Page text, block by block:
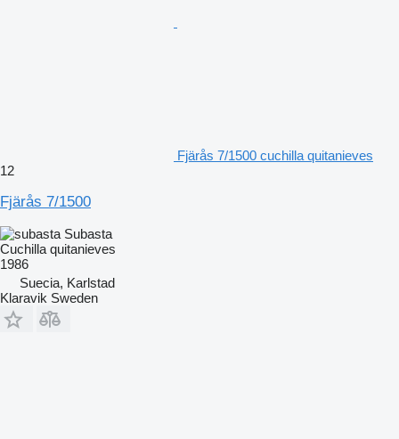
Fjärås 7/1500 cuchilla quitanieves
12
Fjärås 7/1500
Subasta
Cuchilla quitanieves
1986
Suecia, Karlstad
Klaravik Sweden